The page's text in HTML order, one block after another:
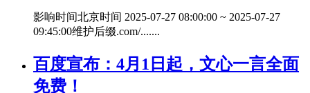
影响时间北京时间 2025-07-27 08:00:00 ~ 2025-07-27
09:45:00维护后缀.com/.......
百度宣布：4月1日起，文心一言全面
免费！